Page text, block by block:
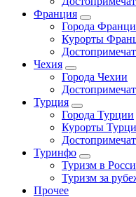
Франция
Города
Курорты
Чехия
Города Чехии
Турция
Города Турции
Курорты
Туринфо
Туризм в
Туризм за
Прочее